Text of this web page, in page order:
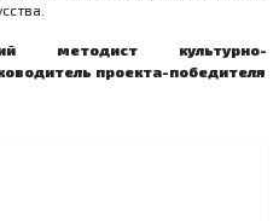
методист культурно-
проекта-победителя